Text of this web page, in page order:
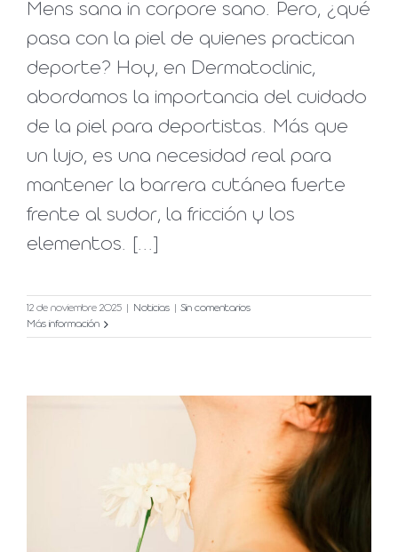
Mens sana in corpore sano. Pero, ¿qué
pasa con la piel de quienes practican
deporte? Hoy, en Dermatoclinic,
abordamos la importancia del cuidado
de la piel para deportistas. Más que
un lujo, es una necesidad real para
mantener la barrera cutánea fuerte
frente al sudor, la fricción y los
elementos. [...]
12 de noviembre 2025 Noticias
Sin comentarios
Más información